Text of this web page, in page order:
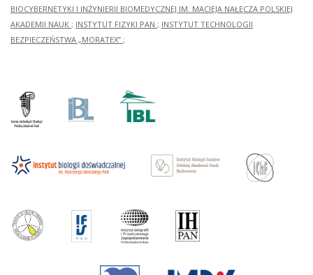
BIOCYBERNETYKI I INŻYNIERII BIOMEDYCZNEJ IM. MACIEJA NAŁĘCZA POLSKIEJ
AKADEMII NAUK ; INSTYTUT FIZYKI PAN ; INSTYTUT TECHNOLOGII
BEZPIECZEŃSTWA „MORATEX” ;